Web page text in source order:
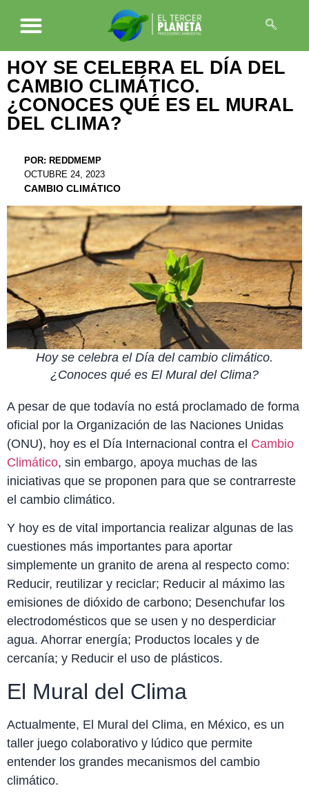
HOY SE CELEBRA EL DÍA DEL
CAMBIO CLIMÁTICO.
¿CONOCES QUÉ ES EL MURAL
DEL CLIMA?
POR: REDDMEMP
OCTUBRE 24, 2023
CAMBIO CLIMÁTICO
Hoy se celebra el Día del cambio climático.
¿Conoces qué es El Mural del Clima?
A pesar de que todavía no está proclamado de forma
oficial por la Organización de las Naciones Unidas
(ONU), hoy es el Día Internacional contra el Cambio
Climático, sin embargo, apoya muchas de las
iniciativas que se proponen para que se contrarreste
el cambio climático.
Y hoy es de vital importancia realizar algunas de las
cuestiones más importantes para aportar
simplemente un granito de arena al respecto como:
Reducir, reutilizar y reciclar; Reducir al máximo las
emisiones de dióxido de carbono; Desenchufar los
electrodomésticos que se usen y no desperdiciar
agua. Ahorrar energía; Productos locales y de
cercanía; y Reducir el uso de plásticos.
El Mural del Clima
Actualmente, El Mural del Clima, en México, es un
taller juego colaborativo y lúdico que permite
entender los grandes mecanismos del cambio
climático.